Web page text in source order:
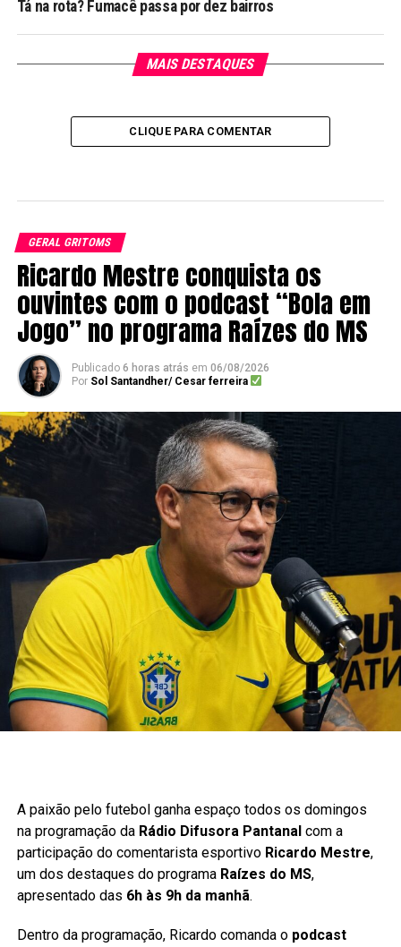
Tá na rota? Fumacê passa por dez bairros
MAIS DESTAQUES
CLIQUE PARA COMENTAR
GERAL GRITOMS
Ricardo Mestre conquista os
ouvintes com o podcast “Bola em
Jogo” no programa Raízes do MS
Publicado 6 horas atrás em 06/08/2026
Por Sol Santandher/ Cesar ferreira
A paixão pelo futebol ganha espaço todos os domingos
na programação da Rádio Difusora Pantanal com a
participação do comentarista esportivo Ricardo Mestre,
um dos destaques do programa Raízes do MS,
apresentado das 6h às 9h da manhã.
Dentro da programação, Ricardo comanda o podcast